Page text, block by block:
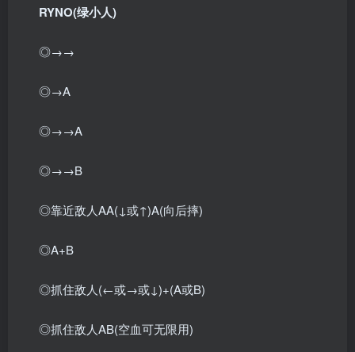
RYNO(绿小人)
◎→→
◎→A
◎→→A
◎→→B
◎靠近敌人AA(↓或↑)A(向后摔)
◎A+B
◎抓住敌人(←或→或↓)+(A或B)
◎抓住敌人AB(空血可无限用)